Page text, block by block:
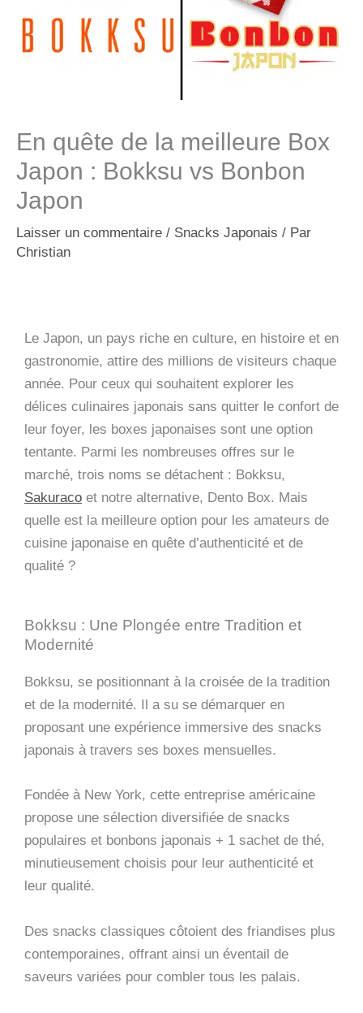
En quête de la meilleure Box
Japon : Bokksu vs Bonbon
Japon
Laisser un commentaire / Snacks Japonais / Par
Christian
Le Japon, un pays riche en culture, en histoire et en
gastronomie, attire des millions de visiteurs chaque
année. Pour ceux qui souhaitent explorer les
délices culinaires japonais sans quitter le confort de
leur foyer, les boxes japonaises sont une option
tentante. Parmi les nombreuses offres sur le
marché, trois noms se détachent : Bokksu,
Sakuraco et notre alternative, Dento Box. Mais
quelle est la meilleure option pour les amateurs de
cuisine japonaise en quête d’authenticité et de
qualité ?
Bokksu : Une Plongée entre Tradition et
Modernité
Bokksu, se positionnant à la croisée de la tradition
et de la modernité. Il a su se démarquer en
proposant une expérience immersive des snacks
japonais à travers ses boxes mensuelles.
Fondée à New York, cette entreprise américaine
propose une sélection diversifiée de snacks
populaires et bonbons japonais + 1 sachet de thé,
minutieusement choisis pour leur authenticité et
leur qualité.
Des snacks classiques côtoient des friandises plus
contemporaines, offrant ainsi un éventail de
saveurs variées pour combler tous les palais.